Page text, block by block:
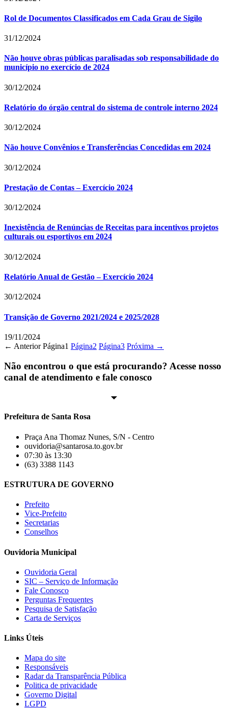
Rol de Documentos Classificados em Cada Grau de Sigilo
31/12/2024
Não houve obras públicas paralisadas sob responsabilidade do
município no exercício de 2024
30/12/2024
Relatório do órgão central do sistema de controle interno 2024
30/12/2024
Não houve Convênios e Transferências Concedidas em 2024
30/12/2024
Prestação de Contas – Exercício 2024
30/12/2024
Inexistência de Renúncias de Receitas para incentivos projetos
culturais ou esportivos em 2024
30/12/2024
Relatório Anual de Gestão – Exercício 2024
30/12/2024
Transição de Governo 2021/2024 e 2025/2028
19/11/2024
← Anterior Página1 Página2 Página3 Próxima →
Não encontrou o que está procurando? Acesse nosso
canal de atendimento e fale conosco
Prefeitura de Santa Rosa
Praça Ana Thomaz Nunes, S/N - Centro
ouvidoria@santarosa.to.gov.br
07:30 às 13:30
(63) 3388 1143
ESTRUTURA DE GOVERNO
Prefeito
Vice-Prefeito
Secretarias
Conselhos
Ouvidoria Municipal
Ouvidoria Geral
SIC – Serviço de Informação
Fale Conosco
Perguntas Frequentes
Pesquisa de Satisfação
Carta de Serviços
Links Úteis
Mapa do site
Responsáveis
Radar da Transparência Pública
Politica de privacidade
Governo Digital
LGPD